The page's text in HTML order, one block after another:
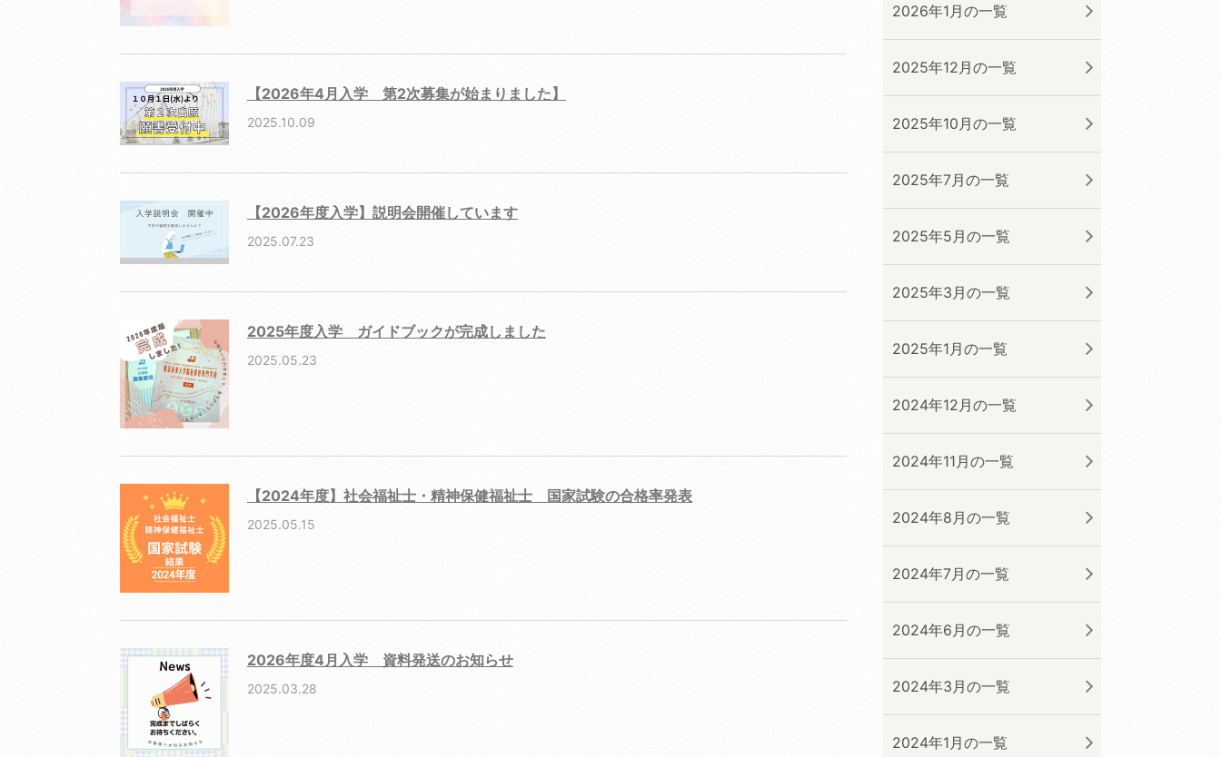
【2026年4月入学 第2次募集が始まりました】
2025.10.09
【2026年度入学】説明会開催しています
2025.07.23
2025年度入学 ガイドブックが完成しました
2025.05.23
【2024年度】社会福祉士・精神保健福祉士 国家試験の合格率発表
2025.05.15
2026年度4月入学 資料発送のお知らせ
2025.03.28
2026年1月の一覧
2025年12月の一覧
2025年10月の一覧
2025年7月の一覧
2025年5月の一覧
2025年3月の一覧
2025年1月の一覧
2024年12月の一覧
2024年11月の一覧
2024年8月の一覧
2024年7月の一覧
2024年6月の一覧
2024年3月の一覧
2024年1月の一覧